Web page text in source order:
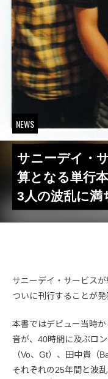
NEWS
サニーデイ・
算となる単行
3人の波乱に満
サニーデイ・サービス
ついに刊行することが発
本書ではデビュー当時
音が、40時間に及ぶロ
（Vo、Gt）、田中貴（
それぞれの25年間と波